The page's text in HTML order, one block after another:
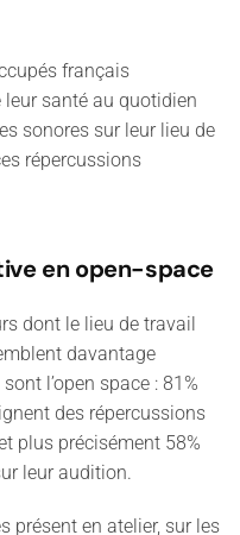
français
leur santé au quotidien
sonores sur leur lieu de
répercussions
en open-space
dont le lieu de travail
davantage
l’open space : 81%
des répercussions
plus précisément 58%
leur audition.
présent en atelier, sur les